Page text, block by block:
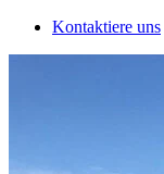
Kontaktiere uns